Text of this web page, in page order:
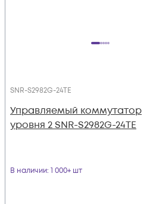
SNR-S2982G-24TE
Управляемый коммутатор
уровня 2 SNR-S2982G-24TE
В наличии: 1 000+ шт